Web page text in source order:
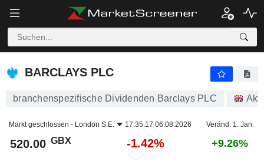
BARCLAYS PLC
BARCLAYS PLC
branchenspezifische Dividenden Barclays PLC
Markt geschlossen - London S.E. 17:35:17 06.08.2026 Veränd. 1. Jan.
520.00 GBX -1.42% +9.26%